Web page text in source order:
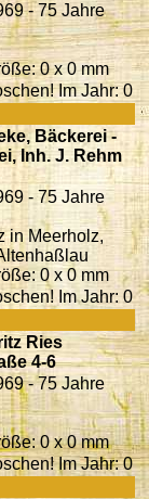
- 75 Jahre
0 x 0 mm
Im Jahr: 0
Bäckerei -
Inh. J. Rehm
- 75 Jahre
in Meerholz,
0 x 0 mm
Im Jahr: 0
Ries
4-6
- 75 Jahre
0 x 0 mm
Im Jahr: 0